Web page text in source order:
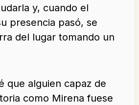
y, cuando el
presencia pasó, se
del lugar tomando un
que alguien capaz de
como Mirena fuese